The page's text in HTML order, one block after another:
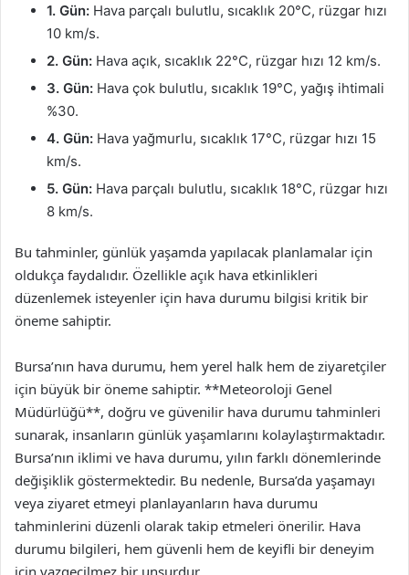
1. Gün: Hava parçalı bulutlu, sıcaklık 20°C, rüzgar hızı
10 km/s.
2. Gün: Hava açık, sıcaklık 22°C, rüzgar hızı 12 km/s.
3. Gün: Hava çok bulutlu, sıcaklık 19°C, yağış ihtimali
%30.
4. Gün: Hava yağmurlu, sıcaklık 17°C, rüzgar hızı 15
km/s.
5. Gün: Hava parçalı bulutlu, sıcaklık 18°C, rüzgar hızı
8 km/s.
Bu tahminler, günlük yaşamda yapılacak planlamalar için
oldukça faydalıdır. Özellikle açık hava etkinlikleri
düzenlemek isteyenler için hava durumu bilgisi kritik bir
öneme sahiptir.
Bursa’nın hava durumu, hem yerel halk hem de ziyaretçiler
için büyük bir öneme sahiptir. **Meteoroloji Genel
Müdürlüğü**, doğru ve güvenilir hava durumu tahminleri
sunarak, insanların günlük yaşamlarını kolaylaştırmaktadır.
Bursa’nın iklimi ve hava durumu, yılın farklı dönemlerinde
değişiklik göstermektedir. Bu nedenle, Bursa’da yaşamayı
veya ziyaret etmeyi planlayanların hava durumu
tahminlerini düzenli olarak takip etmeleri önerilir. Hava
durumu bilgileri, hem güvenli hem de keyifli bir deneyim
için vazgeçilmez bir unsurdur.